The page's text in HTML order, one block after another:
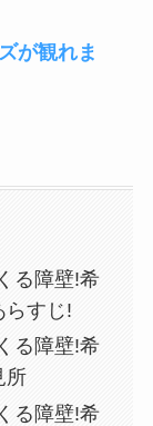
が観れま
る障壁!希
らすじ!
る障壁!希
所
る障壁!希